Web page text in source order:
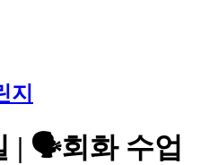
지
| 🗣️회화 수업